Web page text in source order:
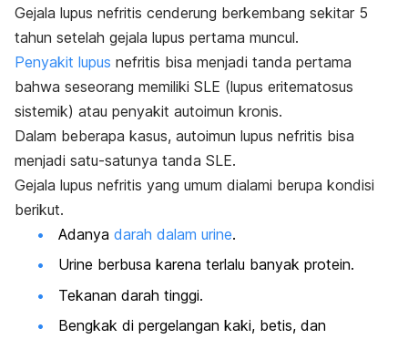
Gejala lupus nefritis cenderung berkembang sekitar 5
tahun setelah gejala lupus pertama muncul.
Penyakit lupus nefritis bisa menjadi tanda pertama
bahwa seseorang memiliki SLE (lupus eritematosus
sistemik) atau penyakit autoimun kronis.
Dalam beberapa kasus, autoimun lupus nefritis bisa
menjadi satu-satunya tanda SLE.
Gejala lupus nefritis yang umum dialami berupa kondisi
berikut.
Adanya darah dalam urine.
Urine berbusa karena terlalu banyak protein.
Tekanan darah tinggi.
Bengkak di pergelangan kaki, betis, dan